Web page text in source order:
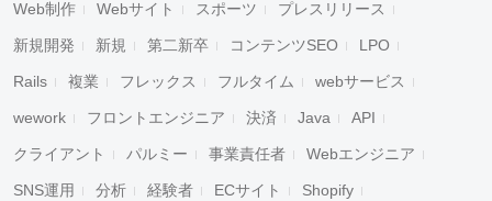
Web制作 Webサイト スポーツ プレスリリース
新規開発 新規 第二新卒 コンテンツSEO LPO
Rails 複業 フレックス フルタイム webサービス
wework フロントエンジニア 決済 Java API
クライアント パルミー 事業責任者 Webエンジニア
SNS運用 分析 経験者 ECサイト Shopify